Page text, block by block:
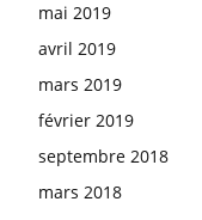
mai 2019
avril 2019
mars 2019
février 2019
septembre 2018
mars 2018